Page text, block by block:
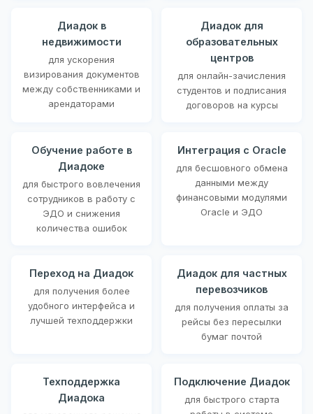
Диадок в
недвижимости
для ускорения
визирования документов
между собственниками и
арендаторами
Диадок для
образовательных
центров
для онлайн-зачисления
студентов и подписания
договоров на курсы
Обучение работе в
Диадоке
для быстрого вовлечения
сотрудников в работу с
ЭДО и снижения
количества ошибок
Интеграция с Oracle
для бесшовного обмена
данными между
финансовыми модулями
Oracle и ЭДО
Переход на Диадок
для получения более
удобного интерфейса и
лучшей техподдержки
Диадок для частных
перевозчиков
для получения оплаты за
рейсы без пересылки
бумаг почтой
Техподдержка
Диадока
Подключение Диадок
для быстрого старта